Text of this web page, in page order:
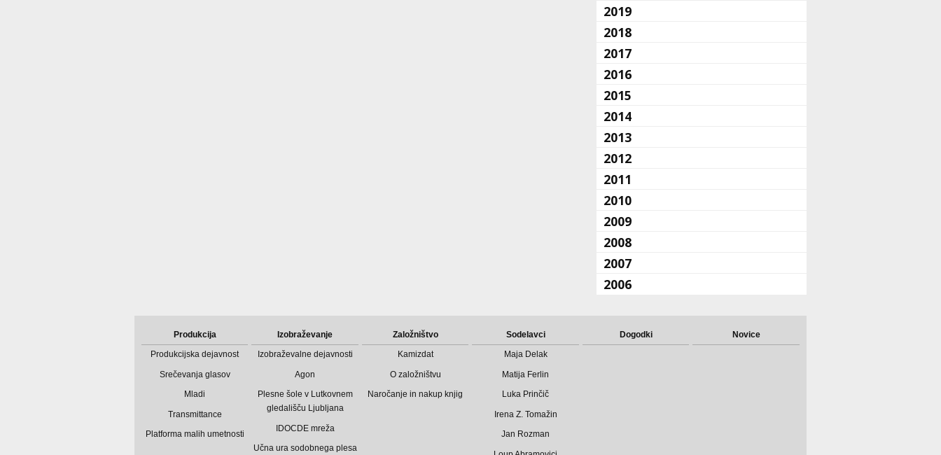
2019
2018
2017
2016
2015
2014
2013
2012
2011
2010
2009
2008
2007
2006
Produkcija
Produkcijska dejavnost
Srečevanja glasov
Mladi
Transmittance
Platforma malih umetnosti
Izobraževanje
Izobraževalne dejavnosti
Agon
Plesne šole v Lutkovnem
gledališču Ljubljana
IDOCDE mreža
Učna ura sodobnega plesa
Založništvo
Kamizdat
O založništvu
Naročanje in nakup knjig
Sodelavci
Maja Delak
Matija Ferlin
Luka Prinčič
Irena Z. Tomažin
Jan Rozman
Dogodki Novice